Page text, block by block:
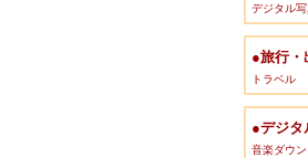
デジタル
●旅行・
トラベル
●デジタ
音楽ダウ